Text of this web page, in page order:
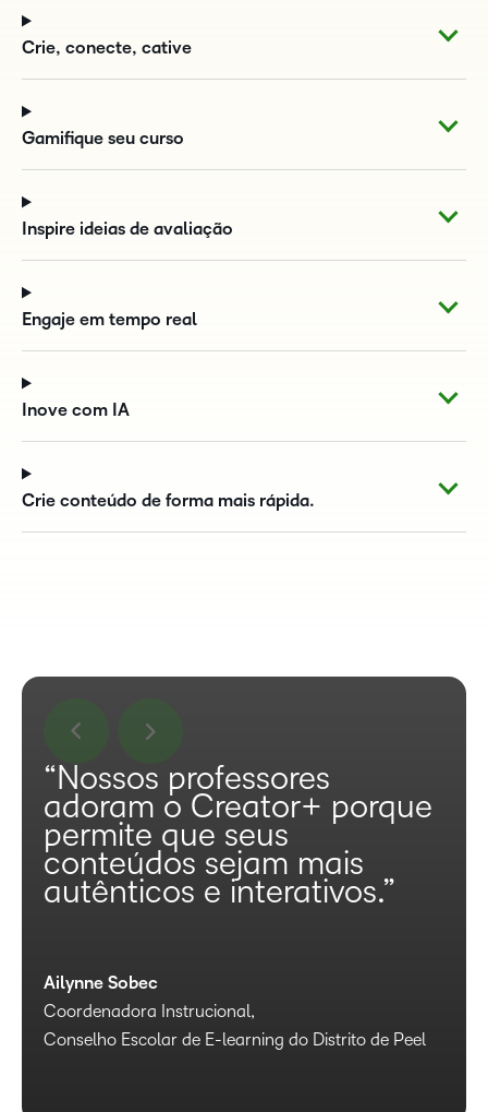
Crie, conecte, cative
Gamifique seu curso
Inspire ideias de avaliação
Engaje em tempo real
Inove com IA
Crie conteúdo de forma mais rápida.
“Nossos professores
adoram o Creator+ porque
permite que seus
conteúdos sejam mais
autênticos e interativos.”
Ailynne Sobec
Coordenadora Instrucional,
Conselho Escolar de E-learning do Distrito de Peel